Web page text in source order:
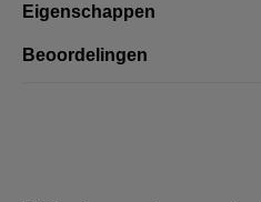
Eigenschappen
Beoordelingen